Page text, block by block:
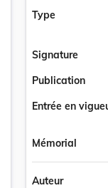
Type
Signature
Publication
Entrée en
Mémorial
Auteur